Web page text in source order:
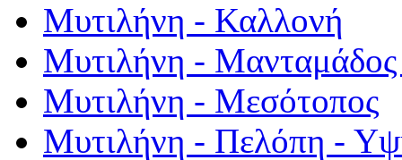
Μυτιλήνη - Καλλονή
Μυτιλήνη - Μανταμάδος
Μυτιλήνη - Μεσότοπος
Μυτιλήνη - Πελόπη -